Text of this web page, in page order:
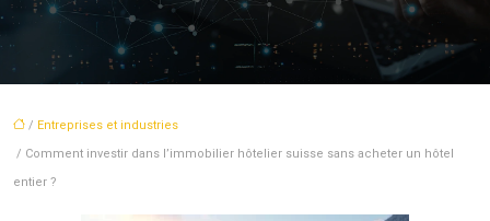
/ Entreprises et industries
/ Comment investir dans l’immobilier hôtelier suisse sans acheter un hôtel
entier ?